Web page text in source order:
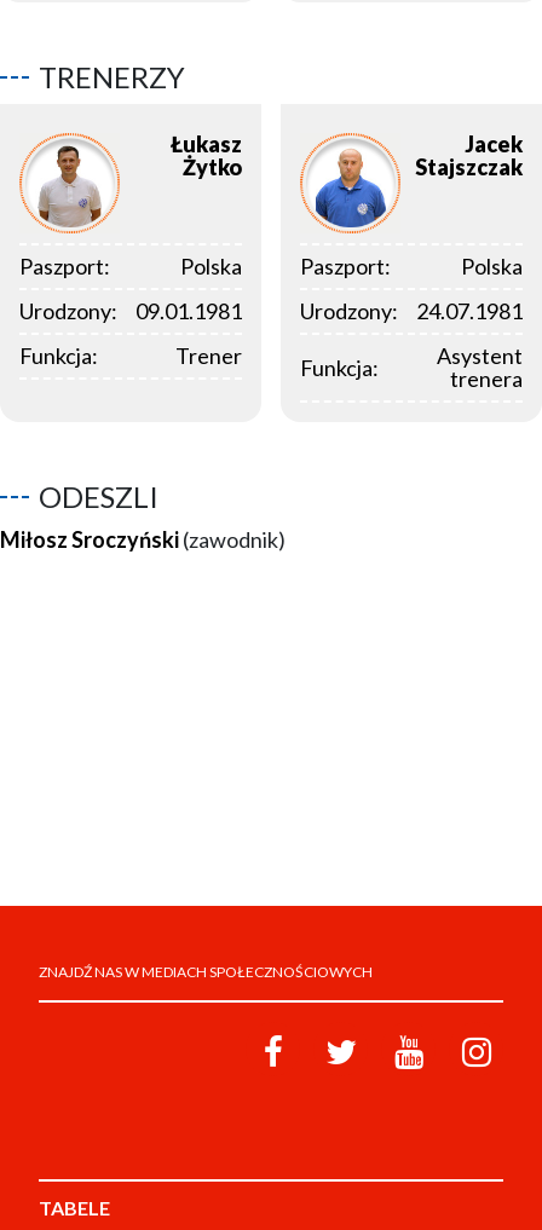
TRENERZY
Łukasz
Żytko
Paszport:
Polska
Urodzony:
09.01.1981
Funkcja:
Trener
Jacek
Stajszczak
Paszport:
Polska
Urodzony:
24.07.1981
Funkcja:
Asystent
trenera
ODESZLI
Miłosz Sroczyński(zawodnik)
ZNAJDŹ NAS W MEDIACH SPOŁECZNOŚCIOWYCH
TABELE